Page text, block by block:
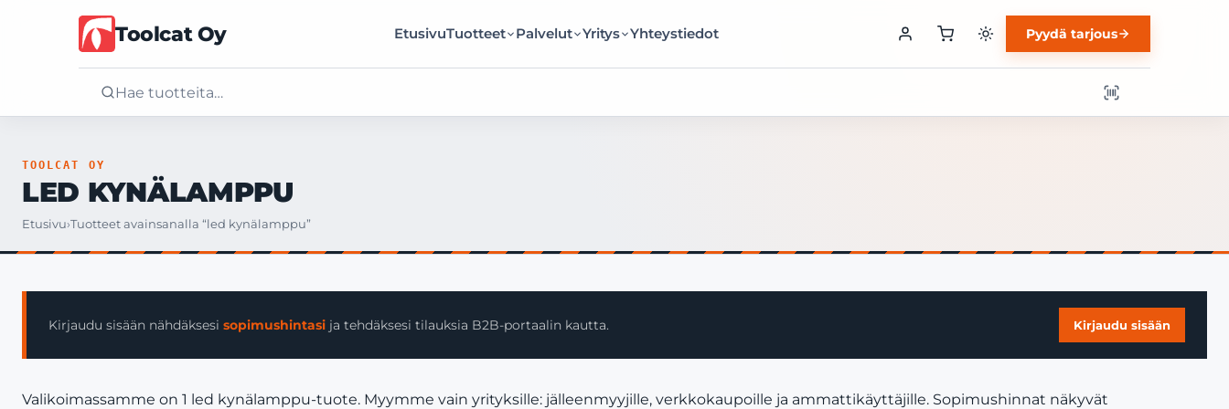
Toolcat Oy EtusivuTuotteet Palvelut Yritys Yhteystiedot Pyydä tarjous
Tuotteet
Yritys
TOOLCAT OY
LED KYNÄLAMPPU
Etusivu›Tuotteet avainsanalla “led kynälamppu”
Kirjaudu sisään nähdäksesi sopimushintasi ja tehdäksesi tilauksia B2B-portaalin kautta. Kirjaudu sisään
Valikoimassamme on 1 led kynälamppu-tuote. Myymme vain yrityksille: jälleenmyyjille, verkkokaupoille ja ammattikäyttäjille. Sopimushinnat näkyvät